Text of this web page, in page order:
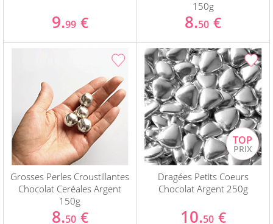
9.99 €
150g
8.50 €
Grosses Perles Croustillantes
Chocolat Ceréales Argent
150g
8.50 €
Dragées Petits Coeurs
Chocolat Argent 250g
10.50 €